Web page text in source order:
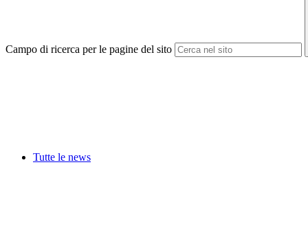
Campo di ricerca per le pagine del sito
Tutte le news